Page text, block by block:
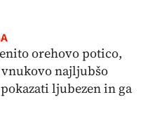
orehovo potico,
najljubšo
ljubezen in ga